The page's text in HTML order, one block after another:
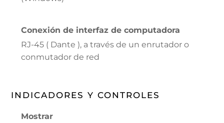
Conexión de interfaz de computadora
RJ-45 ( Dante ), a través de un enrutador o
conmutador de red
INDICADORES Y CONTROLES
Mostrar